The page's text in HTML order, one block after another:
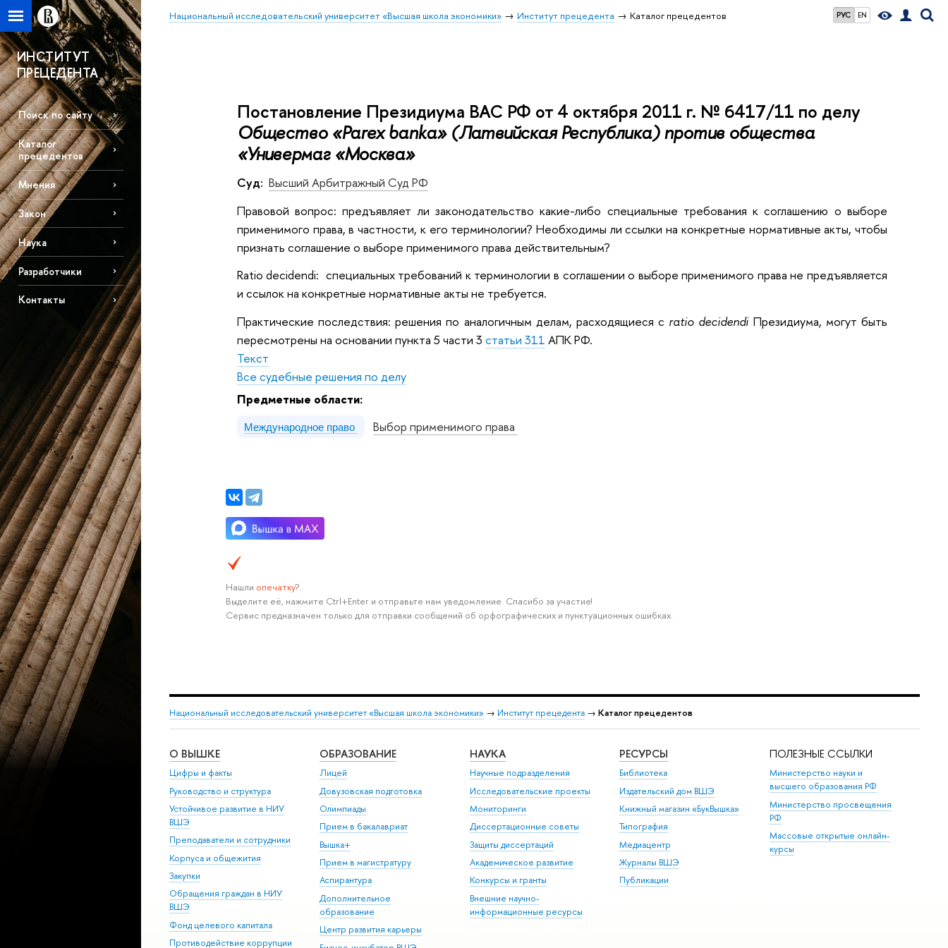
РУС EN
Национальный исследовательский университет «Высшая школа экономики» Институт прецедента Каталог прецедентов
ИНСТИТУТ
ПРЕЦЕДЕНТА
Поиск по сайту
Каталог
прецедентов
Мнения
Закон
Наука
Разработчики
Контакты
Постановление Президиума ВАС РФ от 4 октября 2011 г. № 6417/11 по делу
Общество «Parex banka» (Латвийская Республика) против общества
«Универмаг «Москва»
Суд: Высший Арбитражный Суд РФ
Правовой вопрос: предъявляет ли законодательство какие-либо специальные требования к соглашению о выборе
применимого права, в частности, к его терминологии? Необходимы ли ссылки на конкретные нормативные акты, чтобы
признать соглашение о выборе применимого права действительным?
Ratio decidendi: специальных требований к терминологии в соглашении о выборе применимого права не предъявляется
и ссылок на конкретные нормативные акты не требуется.
Практические последствия: решения по аналогичным делам, расходящиеся с ratio decidendiПрезидиума, могут быть
пересмотрены на основании пункта 5 части 3 статьи 311 АПК РФ.
Текст
Все судебные решения по делу
Предметные области:
Международное право Выбор применимого права
Нашли опечатку?
Выделите её, нажмите Ctrl+Enter и отправьте нам уведомление. Спасибо за участие!
Сервис предназначен только для отправки сообщений об орфографических и пунктуационных ошибках.
Национальный исследовательский университет «Высшая школа экономики» → Институт прецедента → Каталог прецедентов
О ВЫШКЕ
Цифры и факты
Руководство и структура
Устойчивое развитие в НИУ
ВШЭ
Преподаватели и сотрудники
Корпуса и общежития
Закупки
Обращения граждан в НИУ
ВШЭ
Фонд целевого капитала
Противодействие коррупции
ОБРАЗОВАНИЕ
Лицей
Довузовская подготовка
Олимпиады
Прием в бакалавриат
Вышка+
Прием в магистратуру
Аспирантура
Дополнительное
образование
Центр развития карьеры
НАУКА
Научные подразделения
Исследовательские проекты
Мониторинги
Диссертационные советы
Защиты диссертаций
Академическое развитие
Конкурсы и гранты
Внешние научно-
информационные ресурсы
РЕСУРСЫ
Библиотека
Издательский дом ВШЭ
Книжный магазин «БукВышка»
Типография
Медиацентр
Журналы ВШЭ
Публикации
ПОЛЕЗНЫЕ ССЫЛКИ
Министерство науки и
высшего образования РФ
Министерство просвещения
РФ
Массовые открытые онлайн-
курсы